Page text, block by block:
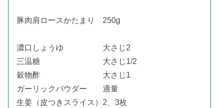
豚肉肩ロースかたまり 250g
濃口しょうゆ 大さじ2
三温糖 大さじ1/2
穀物酢 大さじ1
ガーリックパウダー 適量
生姜（皮つきスライス）2、3枚